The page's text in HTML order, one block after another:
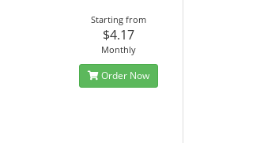
Starting from
$4.17
Monthly
Order Now